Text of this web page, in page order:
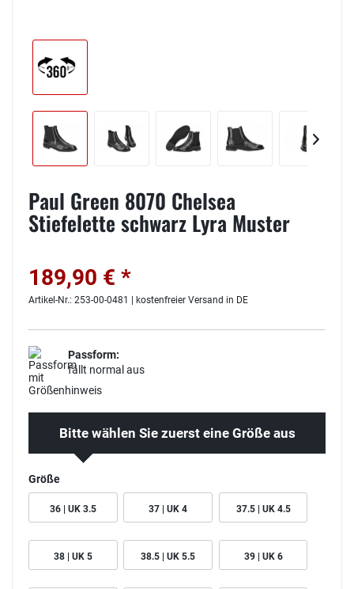
Paul Green 8070 Chelsea
Stiefelette schwarz Lyra Muster
189,90 € *
Artikel-Nr.: 253-00-0481 | kostenfreier Versand in DE
Passform:
fällt normal aus
Bitte wählen Sie zuerst eine Größe aus
Größe
36 | UK 3.5 37 | UK 4 37.5 | UK 4.5
38 | UK 5 38.5 | UK 5.5 39 | UK 6